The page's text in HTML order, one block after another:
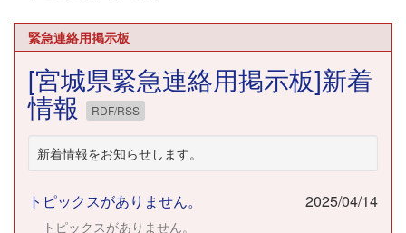
緊急連絡用掲示板
[宮城県緊急連絡用掲示板]新着
情報 RDF/RSS
新着情報をお知らせします。
トピックスがありません。 2025/04/14
トピックスがありません。